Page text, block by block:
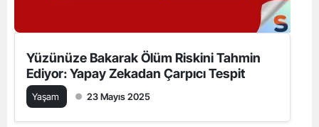
Yüzünüze Bakarak Ölüm Riskini Tahmin
Ediyor: Yapay Zekadan Çarpıcı Tespit
Yaşam 23 Mayıs 2025